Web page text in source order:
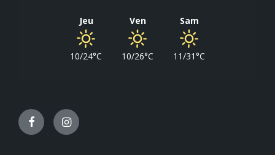
Jeu
10/24°C
Ven
10/26°C
Sam
11/31°C
FacebookInstagram